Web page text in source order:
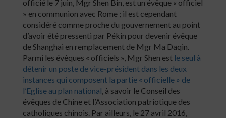
officié le 7 juin, Mgr Shen Bin, est un évêque « officiel
» en communion avec Rome ; il est cependant
considéré comme proche du gouvernement au point
d’avoir été pressenti par Pékin pour devenir évêque
de Shanghai en remplacement de Mgr Ma Daqin.
Parmi les évêques « officiels », Mgr Shen est le seul à
détenir un poste de vice-président dans les deux
instances qui composent la partie « officielle » de
l’Eglise au plan national, à savoir le Conseil des
évêques de Chine et l’Association patriotique des
catholiques chinois. Par ailleurs, le 27 avril 2016,